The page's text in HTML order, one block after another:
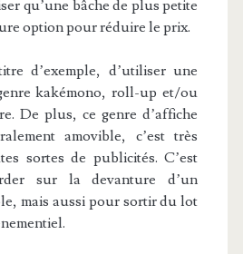
qu’une bâche de plus petite
option pour réduire le prix.
d’exemple, d’utiliser une
kakémono, roll-up et/ou
De plus, ce genre d’affiche
amovible, c’est très
sortes de publicités. C’est
sur la devanture d’un
mais aussi pour sortir du lot